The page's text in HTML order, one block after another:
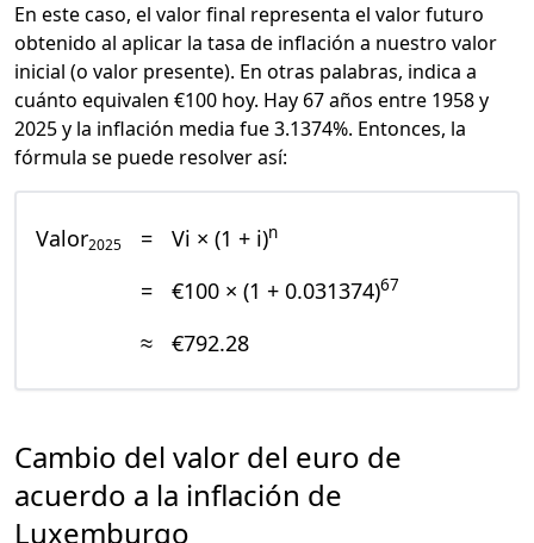
En este caso, el valor final representa el valor futuro
obtenido al aplicar la tasa de inflación a nuestro valor
inicial (o valor presente). En otras palabras, indica a
cuánto equivalen €100 hoy. Hay 67 años entre 1958 y
2025 y la inflación media fue 3.1374%. Entonces, la
fórmula se puede resolver así:
Valor2025 = Vi × (1 + i)n
= €100 × (1 + 0.031374)67
≈ €792.28
Cambio del valor del euro de
acuerdo a la inflación de
Luxemburgo